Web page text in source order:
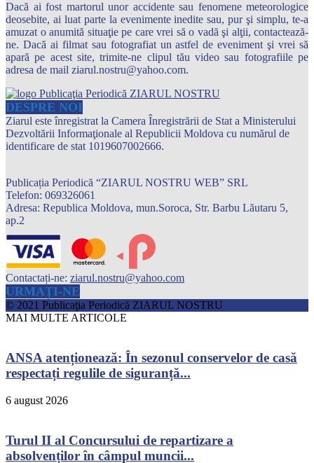
Dacă ai fost martorul unor accidente sau fenomene meteorologice
deosebite, ai luat parte la evenimente inedite sau, pur şi simplu, te-a
amuzat o anumită situaţie pe care vrei să o vadă şi alţii, contactează-
ne. Dacă ai filmat sau fotografiat un astfel de eveniment şi vrei să
apară pe acest site, trimite-ne clipul tău video sau fotografiile pe
adresa de mail ziarul.nostru@yahoo.com.
DESPRE NOI
Ziarul este înregistrat la Camera Înregistrării de Stat a Ministerului
Dezvoltării Informaţionale al Republicii Moldova cu numărul de
identificare de stat 1019607002666.
Publicația Periodică “ZIARUL NOSTRU WEB” SRL
Telefon: 069326061
Adresa: Republica Moldova, mun.Soroca, Str. Barbu Lăutaru 5,
ap.2
Contactați-ne: ziarul.nostru@yahoo.com
URMAȚI-NE
© 2021 Publicaţia Periodică ZIARUL NOSTRU
MAI MULTE ARTICOLE
ANSA atenționează: În sezonul conservelor de casă
respectați regulile de siguranță...
6 august 2026
Turul II al Concursului de repartizare a
absolvenților în câmpul muncii...